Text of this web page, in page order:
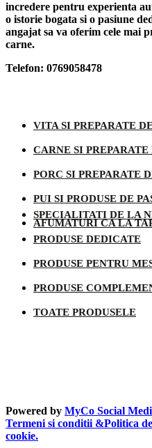
incredere pentru experienta
o istorie bogata si o pasiune
angajat sa va oferim cele mai
carne.
Telefon: 0769058478
VITA SI PREPARATE
CARNE SI
PORC SI PREPARATE
PUI SI PRODUSE DE
AFUMATURI CA LA
SPECIALITATI DE LA
PRODUSE DEDICATE
PRODUSE PENTRU
PRODUSE
TOATE PRODUSELE
Powered by MyCo Social
Termeni si conditii &Politica
cookie.